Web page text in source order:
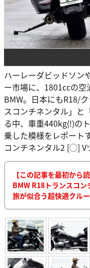
【この記事を最初から
BMW R18トランスコ
旅が似合う超快適クル